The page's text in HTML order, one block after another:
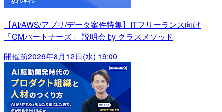
【AI/AWS/アプリ/データ案件特集】ITフリーランス向け
「CMパートナーズ」 説明会 by クラスメソッド
開催前2026年8月12日(水) 19:00